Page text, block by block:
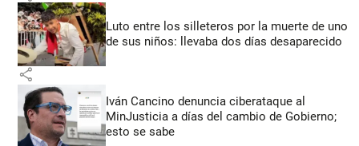
Luto entre los silleteros por la muerte de uno
de sus niños: llevaba dos días desaparecido
share
Iván Cancino denuncia ciberataque al
MinJusticia a días del cambio de Gobierno;
esto se sabe